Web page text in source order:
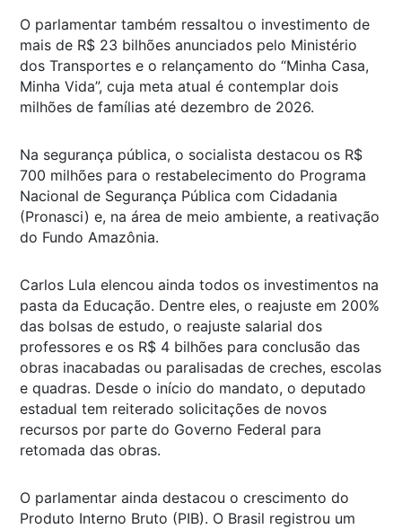
O parlamentar também ressaltou o investimento de
mais de R$ 23 bilhões anunciados pelo Ministério
dos Transportes e o relançamento do “Minha Casa,
Minha Vida”, cuja meta atual é contemplar dois
milhões de famílias até dezembro de 2026.
Na segurança pública, o socialista destacou os R$
700 milhões para o restabelecimento do Programa
Nacional de Segurança Pública com Cidadania
(Pronasci) e, na área de meio ambiente, a reativação
do Fundo Amazônia.
Carlos Lula elencou ainda todos os investimentos na
pasta da Educação. Dentre eles, o reajuste em 200%
das bolsas de estudo, o reajuste salarial dos
professores e os R$ 4 bilhões para conclusão das
obras inacabadas ou paralisadas de creches, escolas
e quadras. Desde o início do mandato, o deputado
estadual tem reiterado solicitações de novos
recursos por parte do Governo Federal para
retomada das obras.
O parlamentar ainda destacou o crescimento do
Produto Interno Bruto (PIB). O Brasil registrou um